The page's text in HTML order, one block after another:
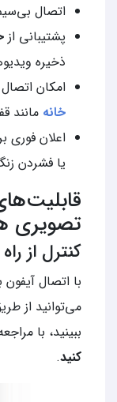
اتصال
پشتیبانی از
ذخیره
امکان
خانه مانند
اعلان
یا فشردن
تصویری
کنترل از
با اتصال
می‌توانید از
ببینید، با
کنید.